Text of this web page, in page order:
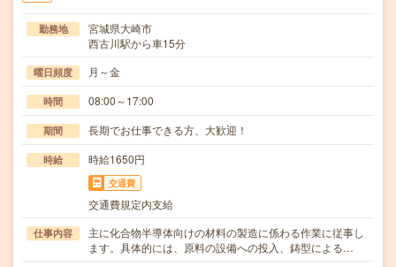
勤務地
宮城県大崎市
西古川駅から車15分
曜日頻度 月～金
時間 08:00～17:00
期間 長期でお仕事できる方、大歓迎！
時給 時給1650円
交通費
交通費規定内支給
仕事内容
主に化合物半導体向けの材料の製造に係わる作業に従事し
ます。具体的には、原料の設備への投入、鋳型による…